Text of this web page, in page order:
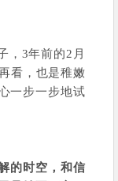
，3年前的2月
看，也是稚嫩
一步一步地试
的时空，和信